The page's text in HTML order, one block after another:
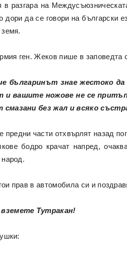
разгара на
дори да се говори на български
ген. Жеков пише в заповедта
българинът знае жестоко
и вашите ножове не се
без жал и всяко
предни части отхвърлят назад
бодро крачат напред,
прав в автомобила си и
Тутракан!